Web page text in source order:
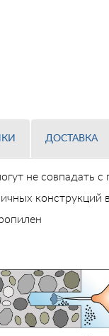
ДОСТАВКА
не совпадать с
конструкций